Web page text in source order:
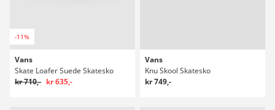
-11%
Vans
Skate Loafer Suede Skatesko
kr 710,- kr 635,-
Vans
Knu Skool Skatesko
kr 749,-